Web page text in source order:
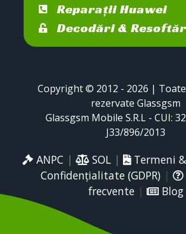
Reparații Huawei
Decodări &
Copyright © 2012 - 2026 |
rezervate Glassgsm
Glassgsm Mobile S.R.L - CUI:
J33/896/2013
ANPC | SOL| Termeni
Confidențialitate (GDPR) |
frecvente| Blog